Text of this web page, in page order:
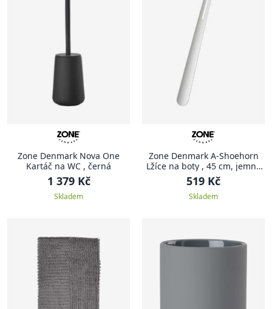
Zone Denmark Nova One
Kartáč na WC , černá
1 379 Kč
Skladem
Zone Denmark A-Shoehorn
Lžíce na boty , 45 cm, jemně
šedá
519 Kč
Skladem